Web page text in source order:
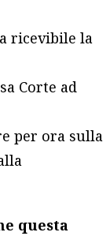
ricevibile la
Corte ad
per ora sulla
questa